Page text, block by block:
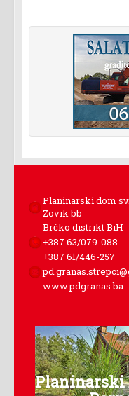
Planinarski dom
Zovik bb
Brčko distrikt BiH
+387 63/079-088
+387 61/446-257
www.pdgranas.ba
Planinarski